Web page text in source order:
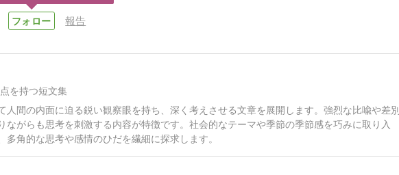
報告
を持つ短文集
人間の内面に迫る鋭い観察眼を持ち、深く考えさせる文章を展開します。強烈な比喩や差別
ながらも思考を刺激する内容が特徴です。社会的なテーマや季節の季節感を巧みに取り入
角的な思考や感情のひだを繊細に探求します。